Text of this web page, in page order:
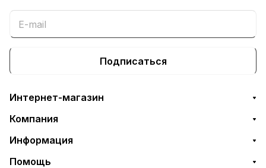
Подписаться
Интернет-магазин
Компания
Информация
Помощь